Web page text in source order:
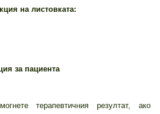
на листовката:
за пациента
терапевтичния резултат, ако